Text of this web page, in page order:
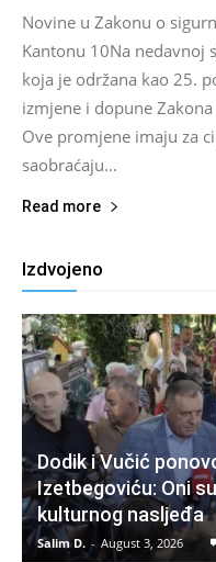
Novine u Zakonu o
Kantonu 10Na nedavnoj
koja je održana kao 25.
izmjene i dopune
Ove promjene imaju za
saobraćaju...
Read more
Izdvojeno
Dodik i Vučić
Izetbegoviću: Oni
kulturnog nasljeđa
Salim D. - August 3, 2026